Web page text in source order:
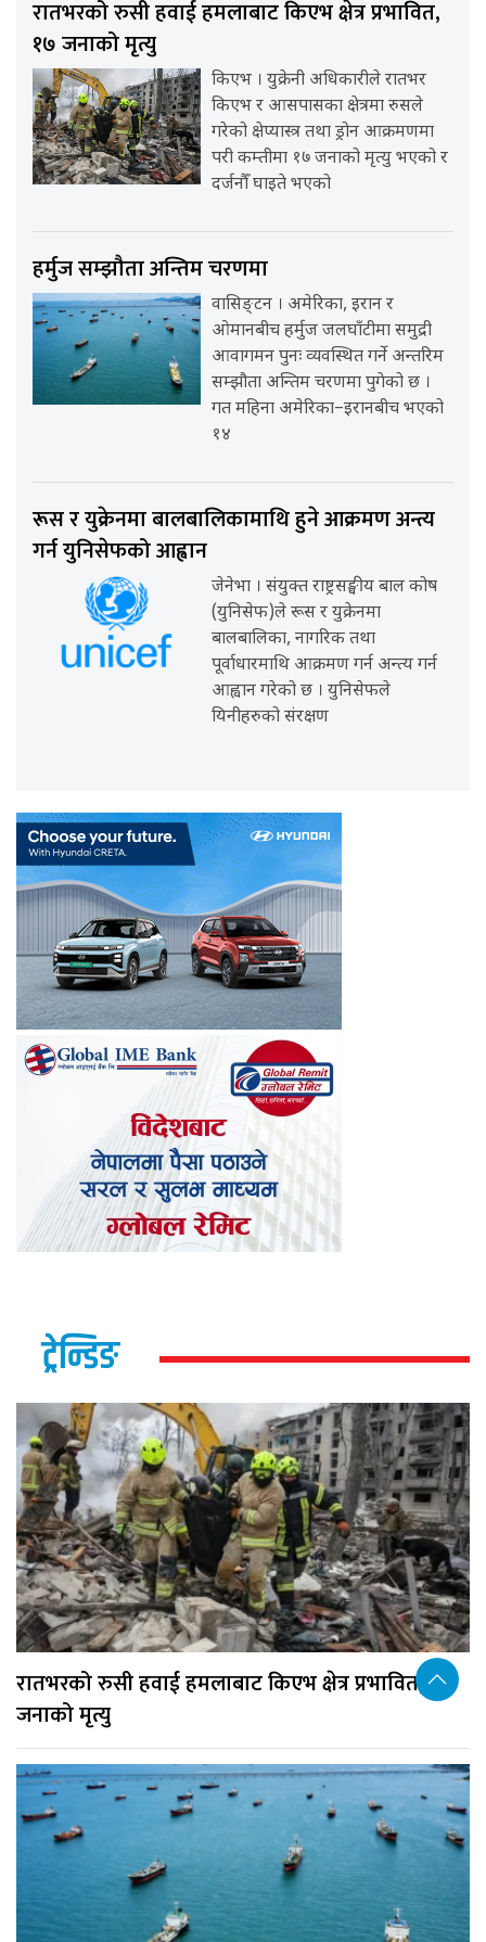
रातभरको रुसी हवाई हमलाबाट किएभ क्षेत्र प्रभावित,
१७ जनाको मृत्यु
किएभ । युक्रेनी अधिकारीले रातभर
किएभ र आसपासका क्षेत्रमा रुसले
गरेको क्षेप्यास्त्र तथा ड्रोन आक्रमणमा
परी कम्तीमा १७ जनाको मृत्यु भएको र
दर्जनौँ घाइते भएको
हर्मुज सम्झौता अन्तिम चरणमा
वासिङ्टन । अमेरिका, इरान र
ओमानबीच हर्मुज जलघाँटीमा समुद्री
आवागमन पुनः व्यवस्थित गर्ने अन्तरिम
सम्झौता अन्तिम चरणमा पुगेको छ ।
गत महिना अमेरिका–इरानबीच भएको
१४
रूस र युक्रेनमा बालबालिकामाथि हुने आक्रमण अन्त्य
गर्न युनिसेफको आह्वान
जेनेभा । संयुक्त राष्ट्रसङ्घीय बाल कोष
(युनिसेफ)ले रूस र युक्रेनमा
बालबालिका, नागरिक तथा
पूर्वाधारमाथि आक्रमण गर्न अन्त्य गर्न
आह्वान गरेको छ । युनिसेफले
यिनीहरुको संरक्षण
ट्रेन्डिङ
रातभरको रुसी हवाई हमलाबाट किएभ क्षेत्र प्रभावित, १७
जनाको मृत्यु